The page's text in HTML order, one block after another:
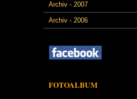
Archiv - 2007
Archiv - 2006
FOTOALBUM